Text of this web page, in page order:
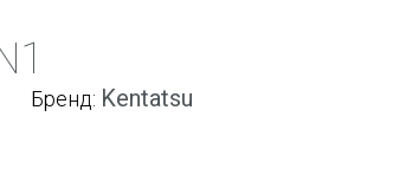
Бренд: Kentatsu